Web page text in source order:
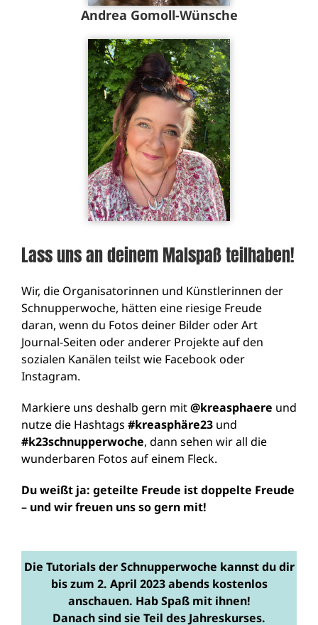
Andrea Gomoll-Wünsche
Lass uns an deinem Malspaß teilhaben!
Wir, die Organisatorinnen und Künstlerinnen der
Schnupperwoche, hätten eine riesige Freude
daran, wenn du Fotos deiner Bilder oder Art
Journal-Seiten oder anderer Projekte auf den
sozialen Kanälen teilst wie Facebook oder
Instagram.
Markiere uns deshalb gern mit@kreasphaere und
nutze die Hashtags #kreasphäre23und
#k23schnupperwoche, dann sehen wir all die
wunderbaren Fotos auf einem Fleck.
Du weißt ja: geteilte Freude ist doppelte Freude
– und wir freuen uns so gern mit!
Die Tutorials der Schnupperwoche kannst du dir
bis zum 2. April 2023 abends kostenlos
anschauen. Hab Spaß mit ihnen!
Danach sind sie Teil des Jahreskurses.